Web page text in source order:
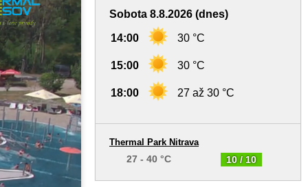
Sobota 8.8.2026 (dnes)
14:00 30 °C
15:00 30 °C
18:00 27 až 30 °C
10 / 10
Thermal Park Nitrava
27 - 40 °C